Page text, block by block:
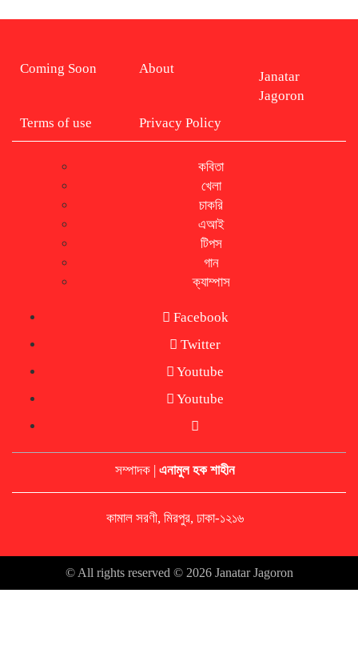
Coming Soon About
Janatar
Jagoron
Terms of use
Privacy Policy
কবিতা
খেলা
চাকরি
এআই
টিপস
গান
ক্যাম্পাস
Facebook
Twitter
Youtube
Youtube
সম্পাদক | এনামুল হক শাহীন
কামাল সরণী, মিরপুর, ঢাকা-১২১৬
© All rights reserved © 2026 Janatar Jagoron